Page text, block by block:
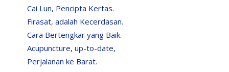
Cai Lun, Pencipta Kertas.
Firasat, adalah Kecerdasan.
Cara Bertengkar yang Baik.
Acupuncture, up-to-date,
Perjalanan ke Barat.